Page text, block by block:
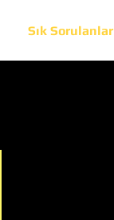
Sık Sorulanlar